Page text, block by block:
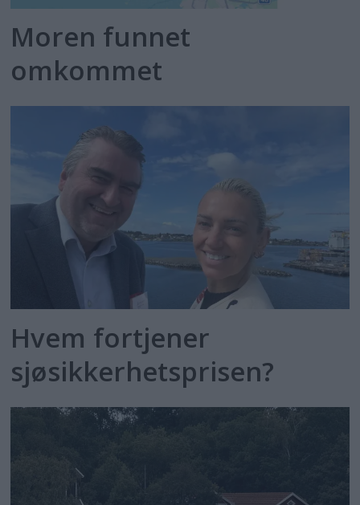
Moren funnet
omkommet
Hvem fortjener
sjøsikkerhetsprisen?